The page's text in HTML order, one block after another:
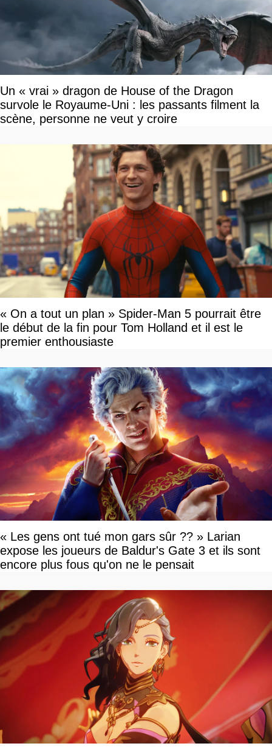
Un « vrai » dragon de House of the Dragon
survole le Royaume-Uni : les passants filment la
scène, personne ne veut y croire
« On a tout un plan » Spider-Man 5 pourrait être
le début de la fin pour Tom Holland et il est le
premier enthousiaste
« Les gens ont tué mon gars sûr ?? » Larian
expose les joueurs de Baldur's Gate 3 et ils sont
encore plus fous qu'on ne le pensait